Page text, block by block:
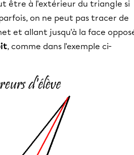
être à l'extérieur du triangle si
on ne peut pas tracer de
et allant jusqu'à la face
, comme dans l'exemple ci-